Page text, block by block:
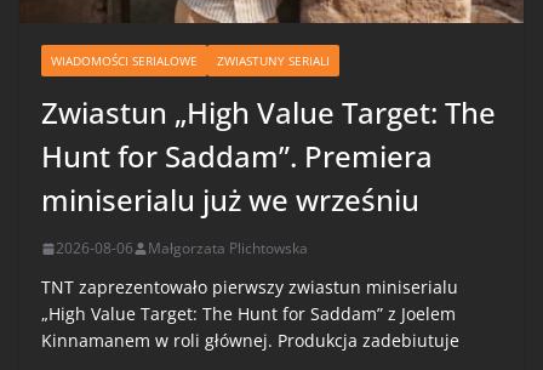
WIADOMOŚCI SERIALOWE ZWIASTUNY SERIALI
Zwiastun „High Value Target: The
Hunt for Saddam”. Premiera
miniserialu już we wrześniu
2026-08-06 Małgorzata Plichtowska
TNT zaprezentowało pierwszy zwiastun miniserialu
„High Value Target: The Hunt for Saddam” z Joelem
Kinnamanem w roli głównej. Produkcja zadebiutuje